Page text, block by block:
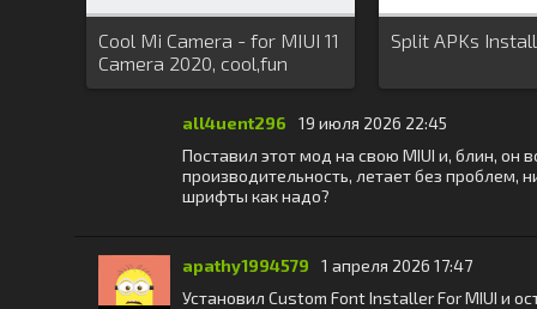
Cool Mi Camera - for MIUI 11
Camera 2020, cool,fun
Split APKs
all4uent296
19 июля 2026 22:45
Поставил этот мод на свою MIUI и, блин,
производительность, летает без проблем,
шрифты как надо?
apathy1994579
1 апреля 2026 17:47
Установил Custom Font Installer For MIUI и